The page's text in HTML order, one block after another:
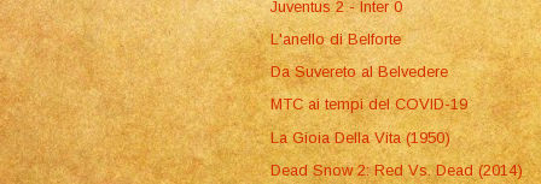
Juventus 2 - Inter 0
L'anello di Belforte
Da Suvereto al Belvedere
MTC ai tempi del COVID-19
La Gioia Della Vita (1950)
Dead Snow 2: Red Vs. Dead (2014)